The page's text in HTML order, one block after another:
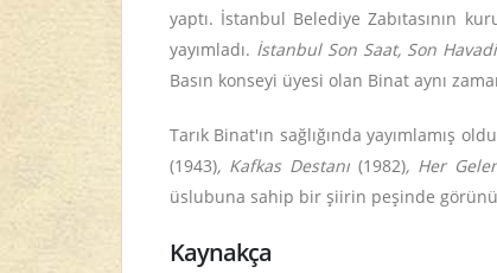
yaptı. İstanbul Belediye Zabıtasının
yayımladı. İstanbul Son Saat, Son
Basın konseyi üyesi olan Binat aynı
Tarık Binat'ın sağlığında yayımlamış
(1943), Kafkas Destanı (1982), Her
üslubuna sahip bir şiirin peşinde
Kaynakça